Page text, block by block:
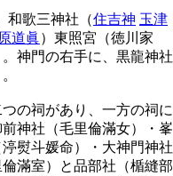
和歌三神社（住吉神 玉津
道眞）東照宮（徳川家
。神門の右手に、黒龍神社
の祠があり、一方の祠に
神社（毛里倫滿女）・峯
熨斗媛命）・大神門神社
滿室）と品部社（楯縫部